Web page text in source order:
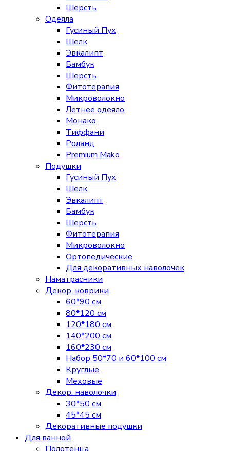
Шерсть
Одеяла
Гусиный Пух
Шелк
Эвкалипт
Бамбук
Шерсть
Фитотерапия
Микроволокно
Летнее одеяло
Монако
Тиффани
Роланд
Premium Mako
Подушки
Гусиный Пух
Шелк
Эвкалипт
Бамбук
Шерсть
Фитотерапия
Микроволокно
Ортопедические
Для декоративных наволочек
Наматрасники
Декор. коврики
60*90 см
80*120 см
120*180 см
140*200 см
160*230 см
Набор 50*70 и 60*100 см
Круглые
Меховые
Декор. наволочки
30*50 см
45*45 см
Декоративные подушки
Для ванной